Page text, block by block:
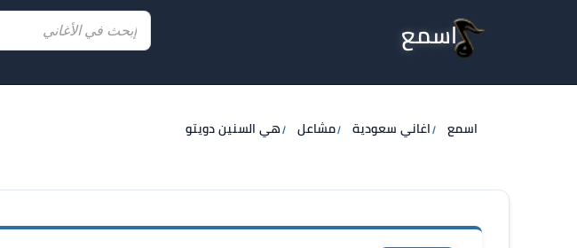
اسمع
اسمع اغاني سعودية مشاعل هي السنين دويتو